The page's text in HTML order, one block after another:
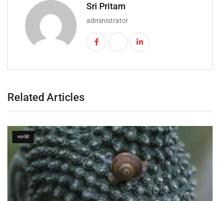
Sri Pritam
administrator
Related Articles
অফবিট